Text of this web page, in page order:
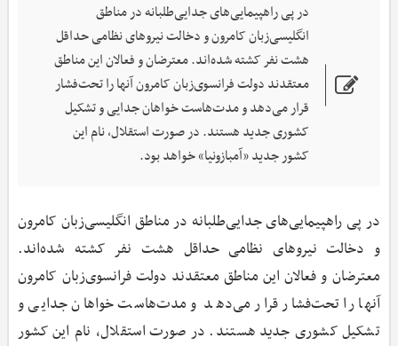
در پی راهپیمایی‌های جدایی‌طلبانه در مناطق
انگلیسی‌زبان کامرون و دخالت نیروهای نظامی حداقل
هشت نفر کشته شده‌اند. معترضان و فعالان این مناطق
معتقدند دولت فرانسوی‌زبان کامرون آنها را تحت‌فشار
قرار می‌دهد و مدت‌هاست خواهان جدایی و تشکیل
کشوری جدید هستند. در صورت استقلال، نام این
کشور جدید «آمبازونیا» خواهد بود.
در پی راهپیمایی‌های جدایی‌طلبانه در مناطق انگلیسی‌زبان کامرون
و دخالت نیروهای نظامی حداقل هشت نفر کشته شده‌اند.
معترضان و فعالان این مناطق معتقدند دولت فرانسوی‌زبان کامرون
آنها را تحت‌فشار قرار می‌دهد و مدت‌هاست خواهان جدایی و
تشکیل کشوری جدید هستند. در صورت استقلال، نام این کشور